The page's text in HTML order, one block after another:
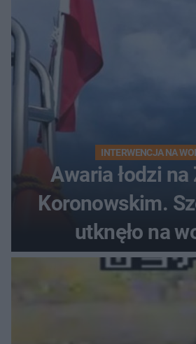
INTERWENCJA NA
Awaria łodzi na
Koronowskim.
utknęło na